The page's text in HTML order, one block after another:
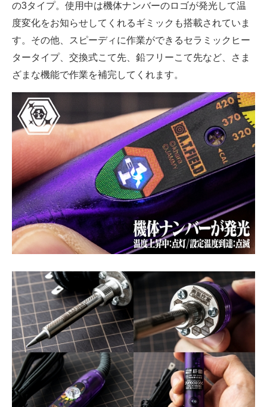
の3タイプ。使用中は機体ナンバーのロゴが発光して温
度変化をお知らせしてくれるギミックも搭載されていま
す。その他、スピーディに作業ができるセラミックヒー
タータイプ、交換式こて先、鉛フリーこて先など、さま
ざまな機能で作業を補完してくれます。